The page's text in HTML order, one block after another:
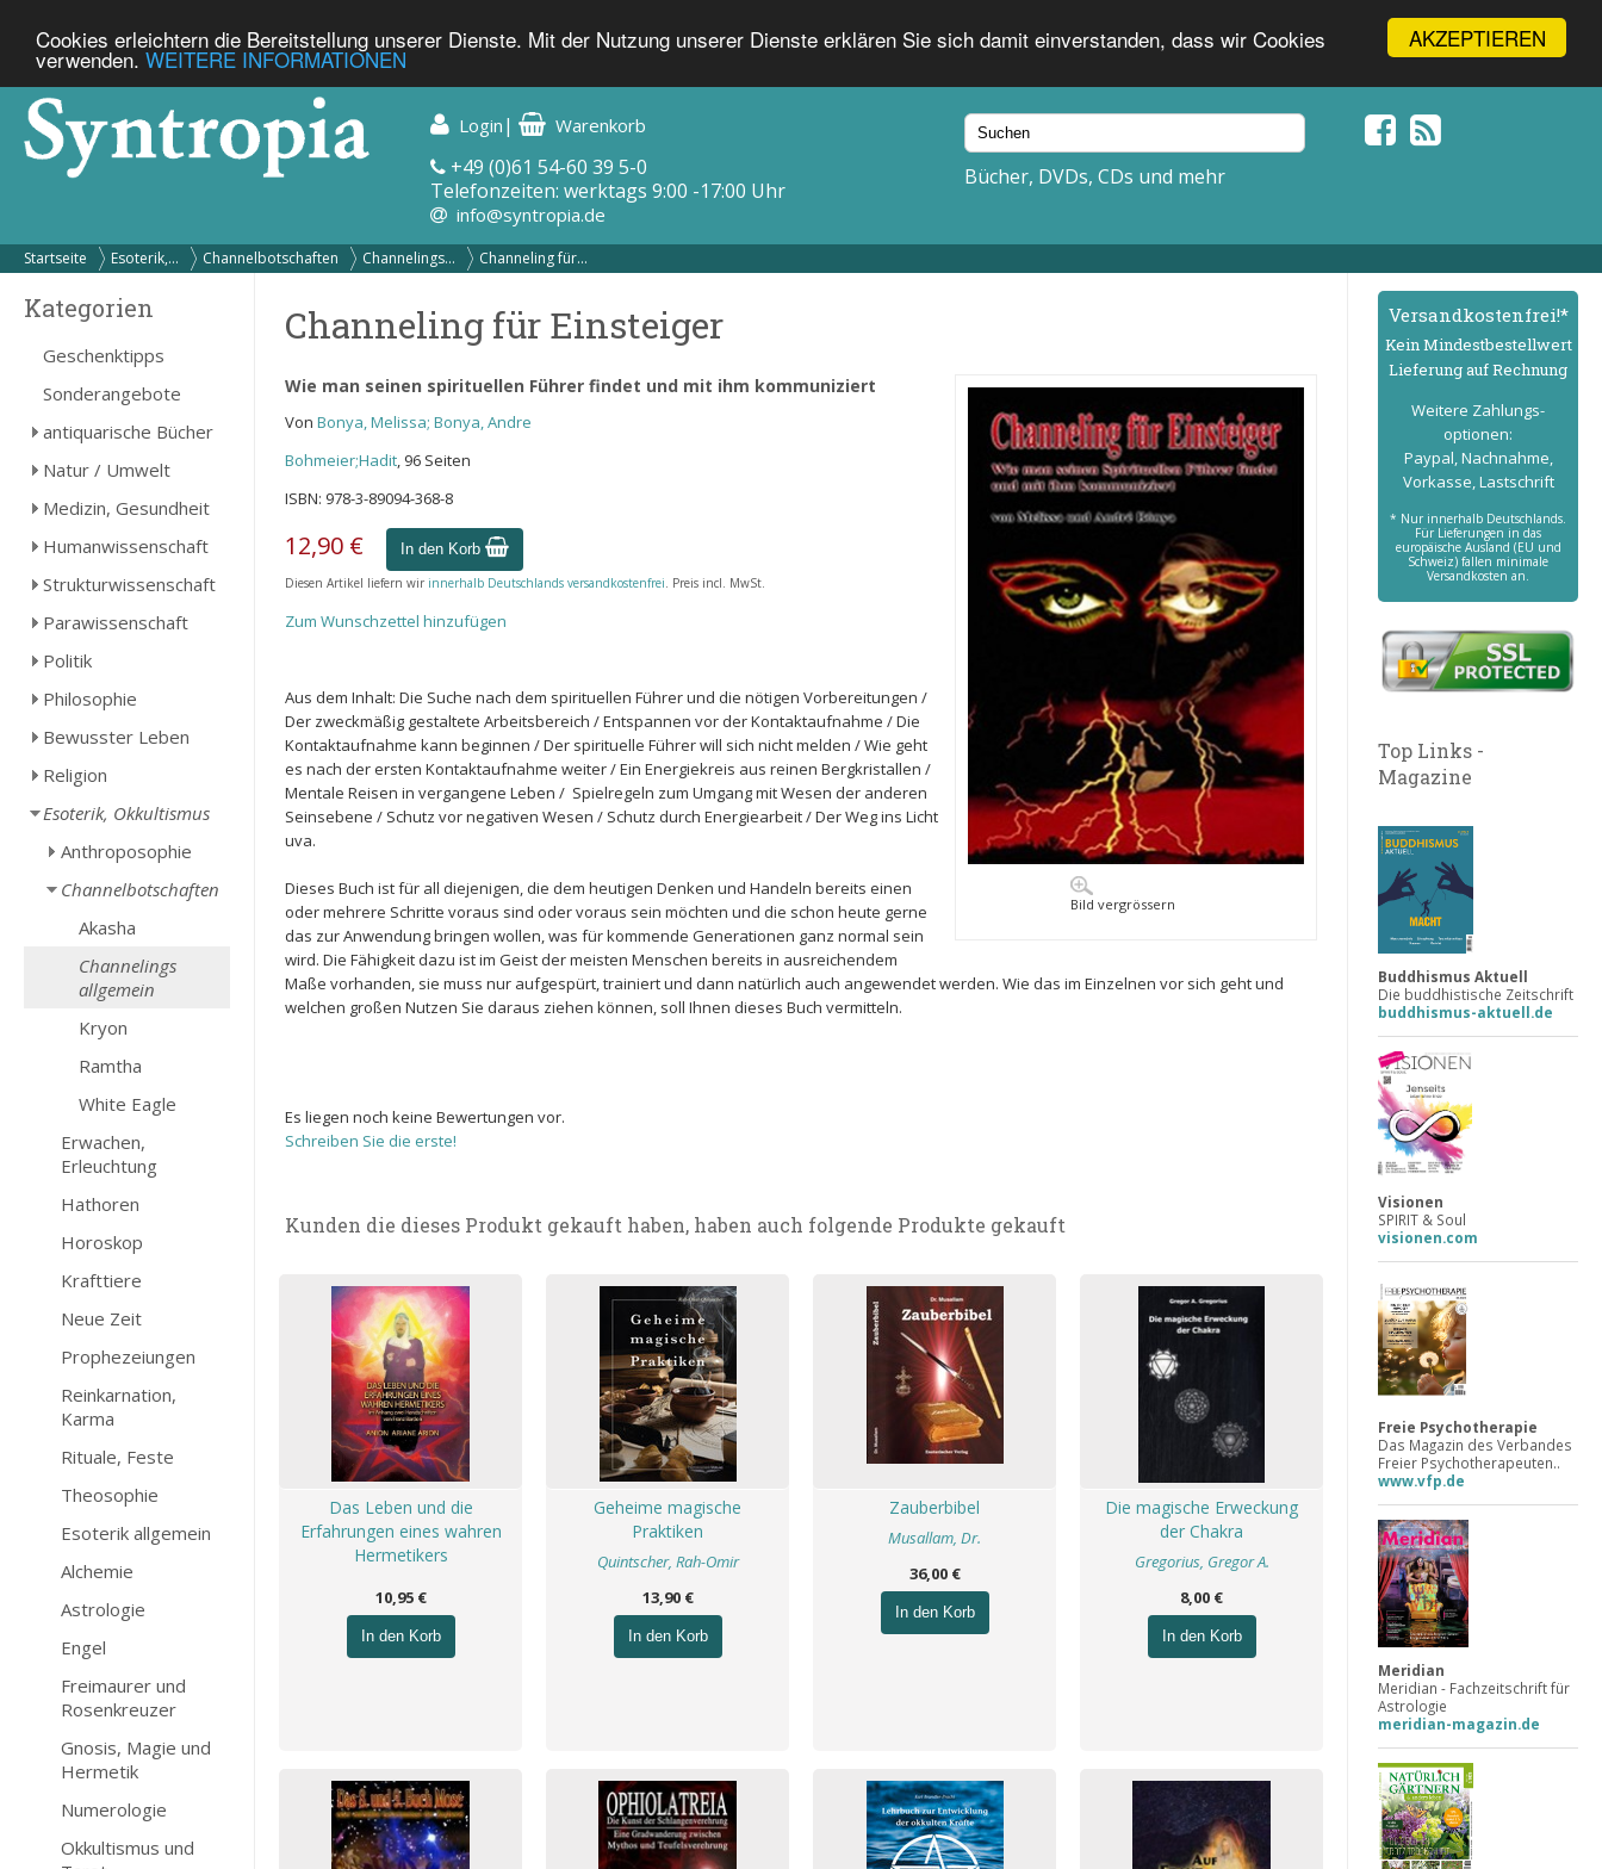
AKZEPTIEREN
Cookies erleichtern die Bereitstellung unserer Dienste. Mit der Nutzung unserer Dienste erklären Sie sich damit einverstanden, dass wir Cookies
verwenden. WEITERE INFORMATIONEN
Login | Warenkorb
+49 (0)61 54-60 39 5-0
Telefonzeiten: werktags 9:00 -17:00 Uhr
info@syntropia.de
Bücher, DVDs, CDs und mehr
Startseite Esoterik,... Channelbotschaften Channelings... Channeling für...
Kategorien
Geschenktipps
Sonderangebote
antiquarische Bücher
Natur / Umwelt
Medizin, Gesundheit
Humanwissenschaft
Strukturwissenschaft
Parawissenschaft
Politik
Philosophie
Bewusster Leben
Religion
Esoterik, Okkultismus
Anthroposophie
Channelbotschaften
Akasha
Channelings
allgemein
Kryon
Ramtha
White Eagle
Erwachen,
Erleuchtung
Hathoren
Horoskop
Krafttiere
Neue Zeit
Prophezeiungen
Reinkarnation,
Karma
Rituale, Feste
Theosophie
Esoterik allgemein
Alchemie
Astrologie
Engel
Freimaurer und
Rosenkreuzer
Gnosis, Magie und
Hermetik
Numerologie
Okkultismus und
Channeling für Einsteiger
Bild vergrössern
Wie man seinen spirituellen Führer findet und mit ihm kommuniziert
Von Bonya, Melissa; Bonya, Andre
Bohmeier;Hadit, 96 Seiten
ISBN: 978-3-89094-368-8
12,90 € In den Korb
Diesen Artikel liefern wir innerhalb Deutschlands versandkostenfrei. Preis incl. MwSt.
Zum Wunschzettel hinzufügen
Aus dem Inhalt: Die Suche nach dem spirituellen Führer und die nötigen Vorbereitungen /
Der zweckmäßig gestaltete Arbeitsbereich / Entspannen vor der Kontaktaufnahme / Die
Kontaktaufnahme kann beginnen / Der spirituelle Führer will sich nicht melden / Wie geht
es nach der ersten Kontaktaufnahme weiter / Ein Energiekreis aus reinen Bergkristallen /
Mentale Reisen in vergangene Leben / Spielregeln zum Umgang mit Wesen der anderen
Seinsebene / Schutz vor negativen Wesen / Schutz durch Energiearbeit / Der Weg ins Licht
uva.
Dieses Buch ist für all diejenigen, die dem heutigen Denken und Handeln bereits einen
oder mehrere Schritte voraus sind oder voraus sein möchten und die schon heute gerne
das zur Anwendung bringen wollen, was für kommende Generationen ganz normal sein
wird. Die Fähigkeit dazu ist im Geist der meisten Menschen bereits in ausreichendem
Maße vorhanden, sie muss nur aufgespürt, trainiert und dann natürlich auch angewendet werden. Wie das im Einzelnen vor sich geht und
welchen großen Nutzen Sie daraus ziehen können, soll Ihnen dieses Buch vermitteln.
Es liegen noch keine Bewertungen vor.
Schreiben Sie die erste!
Kunden die dieses Produkt gekauft haben, haben auch folgende Produkte gekauft
Das Leben und die
Erfahrungen eines wahren
Hermetikers
10,95 €
In den Korb
Geheime magische
Praktiken
Quintscher, Rah-Omir
13,90 €
In den Korb
Zauberbibel
Musallam, Dr.
36,00 €
In den Korb
Die magische Erweckung
der Chakra
Gregorius, Gregor A.
8,00 €
In den Korb
Versand­kostenfrei!*
Kein Mindest­bestell­wert
Lieferung auf Rechnung
Weitere Zahlungs­
optionen:
Paypal, Nachnahme,
Vorkasse, Lastschrift
* Nur innerhalb Deutschlands.
Für Lieferungen in das
europäische Ausland (EU und
Schweiz) fallen minimale
Versandkosten an.
Top Links -
Magazine
Buddhismus Aktuell
Die buddhistische Zeitschrift
buddhismus-aktuell.de
Visionen
SPIRIT & Soul
visionen.com
Freie Psychotherapie
Das Magazin des Verbandes
Freier Psychotherapeuten..
www.vfp.de
Meridian
Meridian - Fachzeitschrift für
Astrologie
meridian-magazin.de